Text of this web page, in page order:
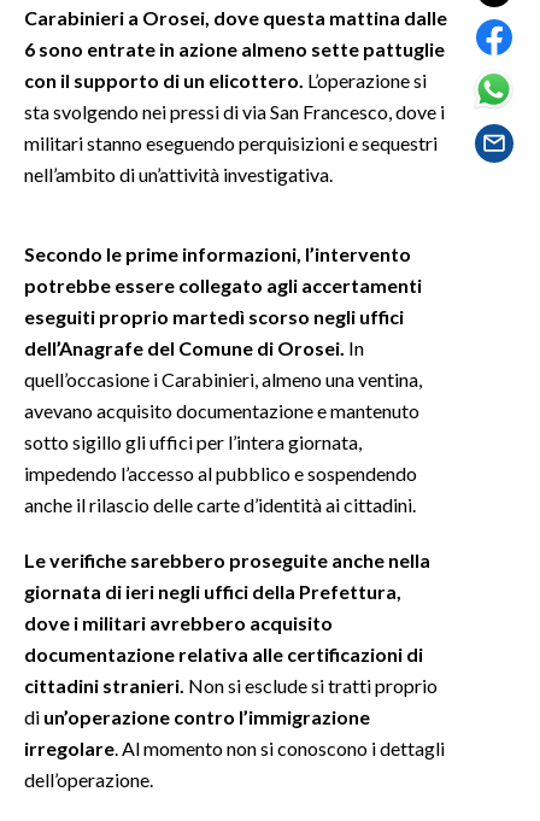
SALUTE
SARDEGNA TURISMO
SARDI NEL MONDO
NOTIZIE
#CARAUNIONE
3 MINUTI CON
INSULARITÀ
INFO AZIENDE
ABBONATI
ANNUNCI
NECROLOGI
PUBBLICITÀ
SPIAGGE
STORE
Carabinieri a Orosei, dove questa mattina dalle
6 sono entrate in azione almeno sette pattuglie
con il supporto di un elicottero. L’operazione si
sta svolgendo nei pressi di via San Francesco, dove i
militari stanno eseguendo perquisizioni e sequestri
nell’ambito di un’attività investigativa.
Secondo le prime informazioni, l’intervento
potrebbe essere collegato agli accertamenti
eseguiti proprio martedì scorso negli uffici
dell’Anagrafe del Comune di Orosei. In
quell’occasione i Carabinieri, almeno una ventina,
avevano acquisito documentazione e mantenuto
sotto sigillo gli uffici per l’intera giornata,
impedendo l’accesso al pubblico e sospendendo
anche il rilascio delle carte d’identità ai cittadini.
Le verifiche sarebbero proseguite anche nella
giornata di ieri negli uffici della Prefettura,
dove i militari avrebbero acquisito
documentazione relativa alle certificazioni di
cittadini stranieri. Non si esclude si tratti proprio
di un’operazione contro l’immigrazione
irregolare . Al momento non si conoscono i dettagli
dell’operazione.